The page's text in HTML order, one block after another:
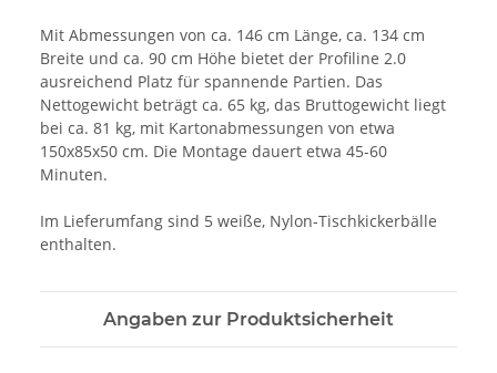
Mit Abmessungen von ca. 146 cm Länge, ca. 134 cm
Breite und ca. 90 cm Höhe bietet der Profiline 2.0
ausreichend Platz für spannende Partien. Das
Nettogewicht beträgt ca. 65 kg, das Bruttogewicht liegt
bei ca. 81 kg, mit Kartonabmessungen von etwa
150x85x50 cm. Die Montage dauert etwa 45-60
Minuten.
Im Lieferumfang sind 5 weiße, Nylon-Tischkickerbälle
enthalten.
Angaben zur Produktsicherheit